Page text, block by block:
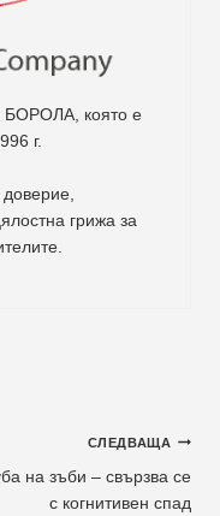
БОРОЛА , която е
г.
грижа за
.
СЛЕДВАЩА
на зъби – свързва се
с когнитивен спад